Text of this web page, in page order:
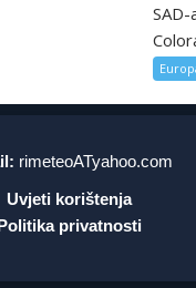
rimeteoATyahoo.com
Uvjeti korištenja
privatnosti